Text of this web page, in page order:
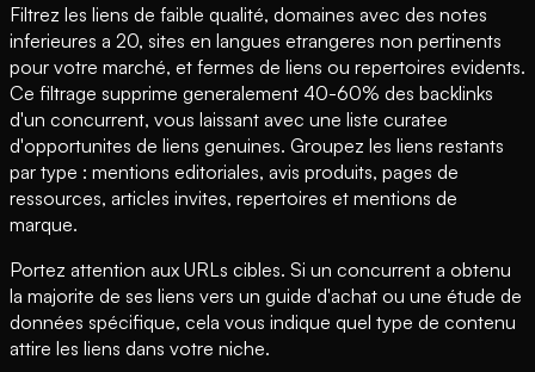
Filtrez les liens de faible qualité, domaines avec des notes
inferieures a 20, sites en langues etrangeres non pertinents
pour votre marché, et fermes de liens ou repertoires evidents.
Ce filtrage supprime generalement 40-60% des backlinks
d'un concurrent, vous laissant avec une liste curatee
d'opportunites de liens genuines. Groupez les liens restants
par type : mentions editoriales, avis produits, pages de
ressources, articles invites, repertoires et mentions de
marque.
Portez attention aux URLs cibles. Si un concurrent a obtenu
la majorite de ses liens vers un guide d'achat ou une étude de
données spécifique, cela vous indique quel type de contenu
attire les liens dans votre niche.